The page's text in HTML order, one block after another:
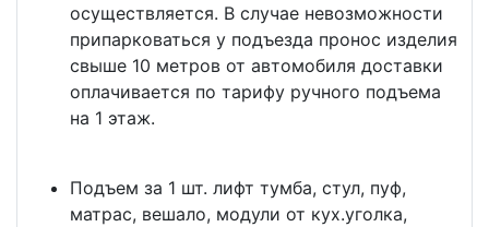
осуществляется. В случае невозможности
припарковаться у подъезда пронос изделия
свыше 10 метров от автомобиля доставки
оплачивается по тарифу ручного подъема
на 1 этаж.
Подъем за 1 шт. лифт тумба, стул, пуф,
матрас, вешало, модули от кух.уголка,